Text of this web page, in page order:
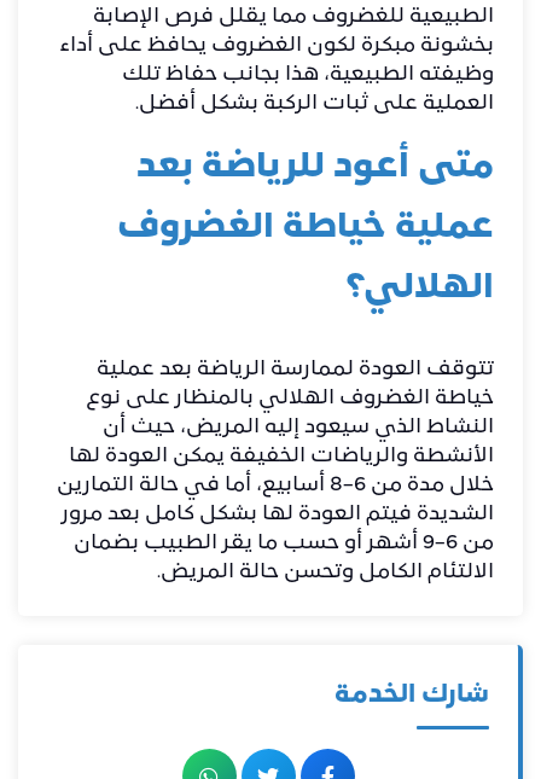
الطبيعية للغضروف مما يقلل فرص الإصابة
بخشونة مبكرة لكون الغضروف يحافظ على أداء
وظيفته الطبيعية، هذا بجانب حفاظ تلك
العملية على ثبات الركبة بشكل أفضل.
متى أعود للرياضة بعد
عملية خياطة الغضروف
الهلالي؟
تتوقف العودة لممارسة الرياضة بعد عملية
خياطة الغضروف الهلالي بالمنظار على نوع
النشاط الذي سيعود إليه المريض، حيث أن
الأنشطة والرياضات الخفيفة يمكن العودة لها
خلال مدة من 6–8 أسابيع، أما في حالة التمارين
الشديدة فيتم العودة لها بشكل كامل بعد مرور
من 6–9 أشهر أو حسب ما يقر الطبيب بضمان
الالتئام الكامل وتحسن حالة المريض.
شارك الخدمة